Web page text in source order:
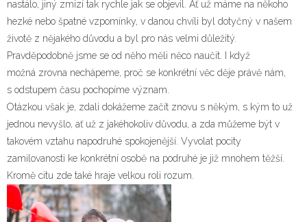
nastálo, jiný zmizí tak rychle jak se objevil. Ať už máme na někoho
hezké nebo špatné vzpomínky, v danou chvíli byl dotyčný v našem
životě z nějakého důvodu a byl pro nás velmi důležitý.
Pravděpodobně jsme se od něho měli něco naučit. I když
možná zrovna nechápeme, proč se konkrétní věc děje právě nám,
s odstupem času pochopíme význam.
Otázkou však je, zdali dokážeme začít znovu s někým, s kým to už
jednou nevyšlo, ať už z jakéhokoliv důvodu, a zda můžeme být v
takovém vztahu napodruhé spokojenější. Vyvolat pocity
zamilovanosti ke konkrétní osobě na podruhé je již mnohem těžší.
Kromě citu zde také hraje velkou roli rozum.